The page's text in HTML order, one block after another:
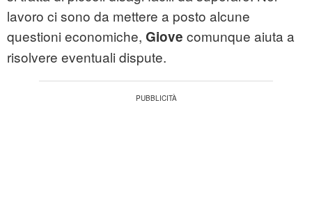
lavoro ci sono da mettere a posto alcune
questioni economiche, Giove comunque aiuta a
risolvere eventuali dispute.